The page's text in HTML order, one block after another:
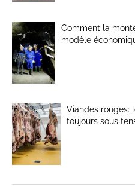
Comment la
modèle
Viandes rouges:
toujours sous